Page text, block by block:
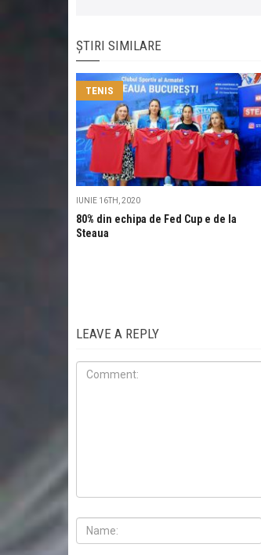
ȘTIRI SIMILARE
TENIS
IUNIE 16TH, 2020
80% din echipa de Fed Cup e de la
Steaua
LEAVE A REPLY